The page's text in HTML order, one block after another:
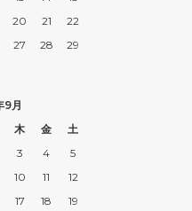
20 21
22
27 28
29
9月
木 金
土
3 4
5
10 11
12
17 18
19